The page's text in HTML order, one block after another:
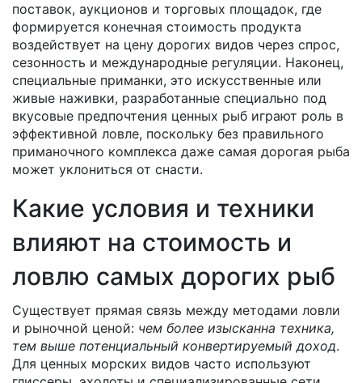
поставок, аукционов и торговых площадок, где
формируется конечная стоимость продукта
воздействует на цену дорогих видов через спрос,
сезонность и международные регуляции. Наконец,
специальные приманки, это искусственные или
живые наживки, разработанные специально под
вкусовые предпочтения ценных рыб играют роль в
эффективной ловле, поскольку без правильного
приманочного комплекса даже самая дорогая рыба
может уклониться от снасти.
Какие условия и техники
влияют на стоимость и
ловлю самых дорогих рыб
Существует прямая связь между методами ловли
и рыночной ценой: чем более изысканна техника,
тем выше потенциальный кoнвертируемый доход.
Для ценных морских видов часто используют